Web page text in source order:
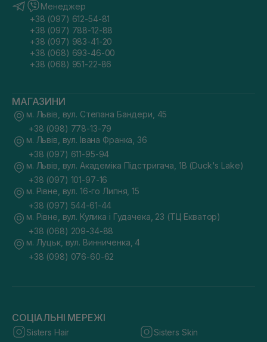
Менеджер
+38 (097) 612-54-81
+38 (097) 788-12-88
+38 (097) 983-41-20
+38 (068) 693-46-00
+38 (068) 951-22-86
МАГАЗИНИ
м. Львів, вул. Степана Бандери, 45
+38 (098) 778-13-79
м. Львів, вул. Івана Франка, 36
+38 (097) 611-95-94
м. Львів, вул. Академіка Підстригача, 1В (Duck's Lake)
+38 (097) 101-97-16
м. Рівне, вул. 16-го Липня, 15
+38 (097) 544-61-44
м. Рівне, вул. Кулика і Гудачека, 23 (ТЦ Екватор)
+38 (068) 209-34-88
м. Луцьк, вул. Винниченка, 4
+38 (098) 076-60-62
СОЦІАЛЬНІ МЕРЕЖІ
Sisters Hair Sisters Skin